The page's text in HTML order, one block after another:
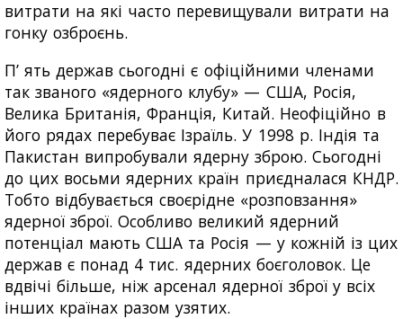
витрати на які часто перевищували витрати на
гонку озброєнь.
П’ ять держав сьогодні є офіційними членами
так званого «ядерного клубу» — США, Росія,
Велика Британія, Франція, Китай. Неофіційно в
його рядах перебуває Ізраїль. У 1998 р. Індія та
Пакистан випробували ядерну зброю. Сьогодні
до цих восьми ядерних країн приєдналася КНДР.
Тобто відбувається своєрідне «розповзання»
ядерної зброї. Особливо великий ядерний
потенціал мають США та Росія — у кожній із цих
держав є понад 4 тис. ядерних боєголовок. Це
вдвічі більше, ніж арсенал ядерної зброї у всіх
інших країнах разом узятих.